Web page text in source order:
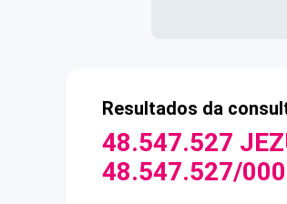
Resultados da
48.547.527
48.547.527/